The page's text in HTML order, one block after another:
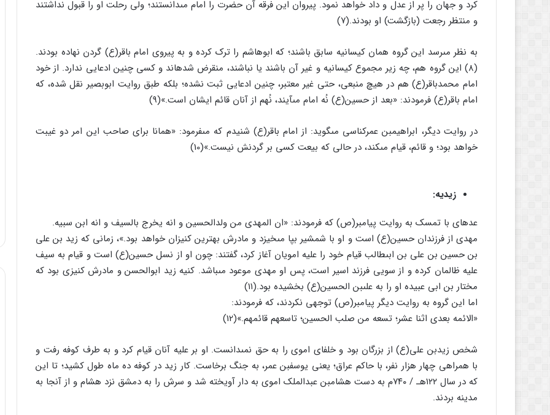
کرد و جهان را پر از عدل و داد خواهد نمود. پیروان این فرقه آن حضرت را امام مى‏دانستند؛ ولى رحلت او را قبول نداشتند
و منتظر رجعت (بازگشت) او بودند.(۷)
به نظر مى‏رسد این گروه همان کیسانیه سابق باشند؛ که ابوهاشم را ترک کرده و به پیروى امام باقر(ع) گردن نهاده بودند.
(۸) این گروه هم، چه زیر مجموع کیسانیه و غیر آن باشند یا نباشند، منقرض شده‏اند و کسى چنین ادعایى ندارد. از خود
امام محمدباقر(ع) هم در هیچ منبعى، حتى غیر معتبر، چنین ادعایى ثبت نشده؛ بلکه طبق روایت ابوبصیر نقل شده، که
امام باقر(ع) فرمودند: «بعد از حسین(ع) نُه امام مى‏آیند، نُهم از آنان قائم ایشان است.»(9)
در روایت دیگر، ابراهیم‏بن عمرکناسى مى‏گوید: از امام باقر(ع) شنیدم که مى‏فرمود: «همانا براى صاحب این امر دو غیبت
خواهد بود؛ و قائم، قیام مى‏کند، در حالى که بیعت کسى بر گردنش نیست.»(10)
زیدیه:
عده‏اى با تمسک به روایت پیامبر(ص) که فرمودند: «ان المهدى من ولدالحسین و انه یخرج بالسیف و انه ابن سبیه.
مهدى از فرزندان حسین(ع) است و او با شمشیر بپا مى‏خیزد و مادرش بهترین کنیزان خواهد بود.»، زمانى که زید بن على
بن حسین بن على بن ابى‏طالب قیام خود را علیه امویان آغاز کرد، گفتند: چون او از نسل حسین(ع) است و قیام به سیف
علیه ظالمان کرده و از سویى فرزند اسیر است، پس او مهدى موعود مى‏باشد. کنیه زید ابوالحسن و مادرش کنیزى بود که
مختار بن ابى عبیده او را به على‏بن الحسین(ع) بخشیده بود.(۱۱)
اما این گروه به روایت دیگر پیامبر(ص) توجهى نکردند، که فرمودند:
«الائمه بعدى اثنا عشر؛ تسعه من صلب الحسین؛ تاسعهم قائمهم.»(12)
شخص زیدبن على(ع) از بزرگان بود و خلفاى اموى را به حق نمى‏دانست. او بر علیه آنان قیام کرد و به طرف کوفه رفت و
با همراهى چهار هزار نفر، با حاکم عراق؛ یعنى یوسف‏بن عمر، به جنگ برخاست. کار زید در کوفه ده ماه طول کشید؛ تا این
که در سال ۱۲۲هـ / ۷۴۰م به دست هشام‏بن عبدالملک اموى به دار آویخته شد و سرش را به دمشق نزد هشام و از آنجا به
مدینه بردند.